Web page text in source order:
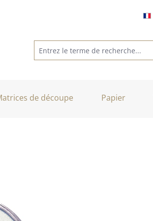
de découpe Papier